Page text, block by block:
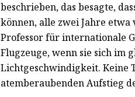
beschrieben, das besagte,
können, alle zwei Jahre
Professor für internationale
Flugzeuge, wenn sie sich im
Lichtgeschwindigkeit. Keine
atemberaubenden Aufstieg